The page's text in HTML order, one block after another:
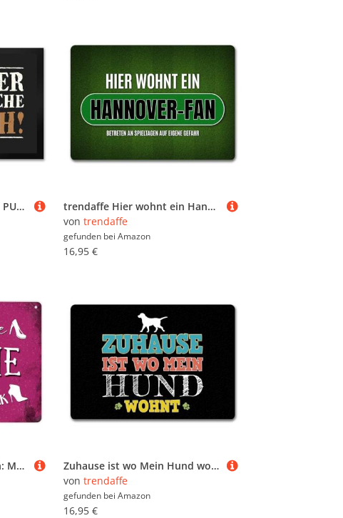
trendaffe - Hier wache ich! PUDEL Fußmatte XXL mit Pudel Motiv
trendaffe Hier wohnt ein Hannover-Fan Fußmatte ohne Rand mit Rasen Motiv
von trendaffe
gefunden bei Amazon
16,95 €
Metallschild XL mit Spruch: Man hat nie zu viele Schuhe sondern nur zu wenig Schrank
Zuhause ist wo Mein Hund wohnt Fußmatte randlos
von trendaffe
gefunden bei Amazon
16,95 €